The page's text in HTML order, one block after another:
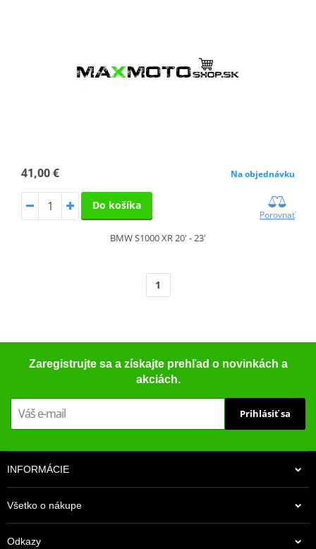
41,00 € Na objednávku
Do košíka
Porovnať
BMW S1000 XR 20' - 23'
1
Zaregistrujte sa a získajte prehľad o novinkách a
akciách.
Prihlásiť sa
INFORMÁCIE
Všetko o nákupe
Odkazy